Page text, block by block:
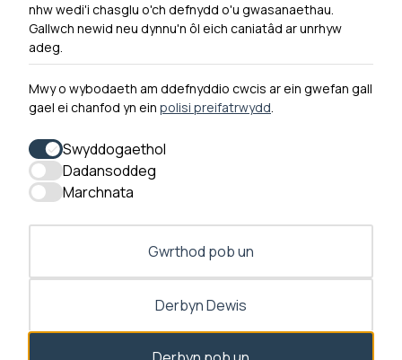
Hysbysiad Preifatrwydd
Cysylltu â ni
0300 790 0203 Mae ein llinell ffôn ar agor rhwng 10yb-
4yp Dydd Llun - Dydd Gwener
nhw wedi'i chasglu o'ch defnydd o'u gwasanaethau.
Gallwch newid neu dynnu'n ôl eich caniatâd ar unrhyw
adeg.
Mwy o wybodaeth am ddefnyddio cwcis ar ein gwefan gall
gael ei chanfod yn ein polisi preifatrwydd.
Swyddogaethol
Dadansoddeg
Marchnata
Gwrthod pob un
Derbyn Dewis
Deialog caniatâd ar agor